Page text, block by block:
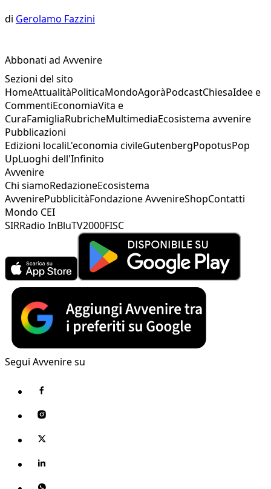
di Gerolamo Fazzini
Abbonati ad Avvenire
Sezioni del sito
HomeAttualitàPoliticaMondoAgoràPodcastChiesaIdee e
CommentiEconomiaVita e
CuraFamigliaRubricheMultimediaEcosistema avvenire
Pubblicazioni
Edizioni localiL'economia civileGutenbergPopotusPop
UpLuoghi dell'Infinito
Avvenire
Chi siamoRedazioneEcosistema
AvvenirePubblicitàFondazione AvvenireShopContatti
Mondo CEI
SIRRadio InBluTV2000FISC
Segui Avvenire su